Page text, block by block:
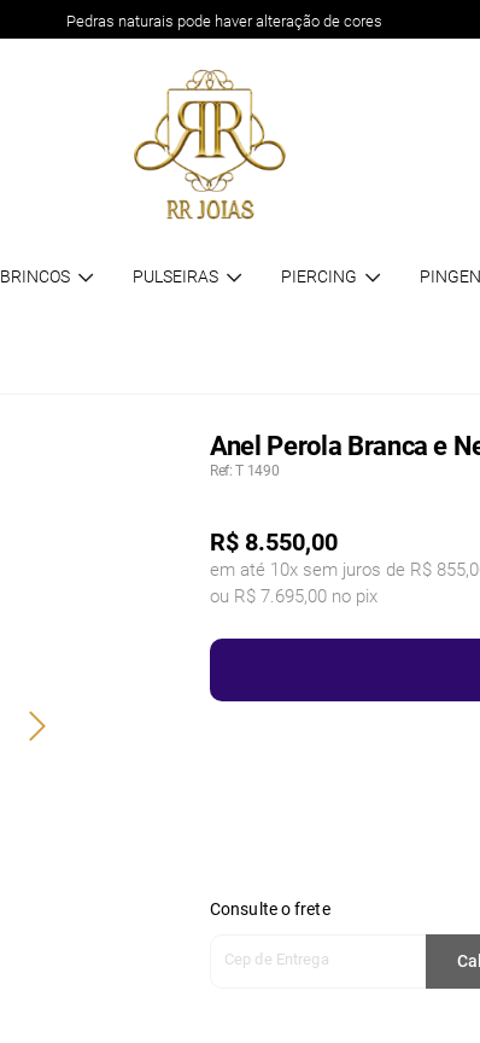
Pedras naturais pode haver alteração de cores
BRINCOS PULSEIRAS PIERCING
Anel Perola Branca e
Ref: T 1490
R$ 8.550,00
em até 10x sem juros de R$
ou R$ 7.695,00 no pix
Consulte o frete
Cep de Entrega